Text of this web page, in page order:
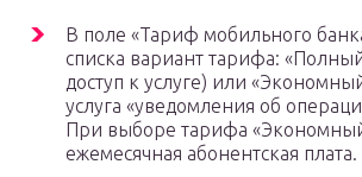
В поле «Тариф мобильного
списка вариант тарифа:
доступ к услуге) или
услуга «уведомления об
При выборе тарифа
ежемесячная абонентская плата.